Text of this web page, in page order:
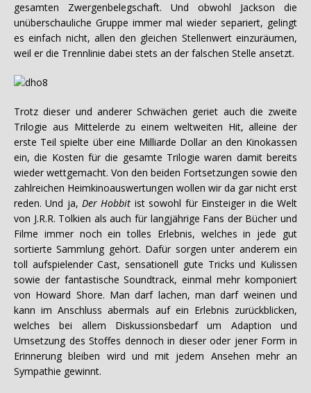
gesamten Zwergenbelegschaft. Und obwohl Jackson die
unüberschauliche Gruppe immer mal wieder separiert, gelingt
es einfach nicht, allen den gleichen Stellenwert einzuräumen,
weil er die Trennlinie dabei stets an der falschen Stelle ansetzt.
Trotz dieser und anderer Schwächen geriet auch die zweite
Trilogie aus Mittelerde zu einem weltweiten Hit, alleine der
erste Teil spielte über eine Milliarde Dollar an den Kinokassen
ein, die Kosten für die gesamte Trilogie waren damit bereits
wieder wettgemacht. Von den beiden Fortsetzungen sowie den
zahlreichen Heimkinoauswertungen wollen wir da gar nicht erst
reden. Und ja,Der Hobbit ist sowohl für Einsteiger in die Welt
von J.R.R. Tolkien als auch für langjährige Fans der Bücher und
Filme immer noch ein tolles Erlebnis, welches in jede gut
sortierte Sammlung gehört. Dafür sorgen unter anderem ein
toll aufspielender Cast, sensationell gute Tricks und Kulissen
sowie der fantastische Soundtrack, einmal mehr komponiert
von Howard Shore. Man darf lachen, man darf weinen und
kann im Anschluss abermals auf ein Erlebnis zurückblicken,
welches bei allem Diskussionsbedarf um Adaption und
Umsetzung des Stoffes dennoch in dieser oder jener Form in
Erinnerung bleiben wird und mit jedem Ansehen mehr an
Sympathie gewinnt.